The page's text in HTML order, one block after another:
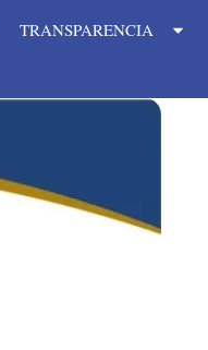
TRANSPARENCIA